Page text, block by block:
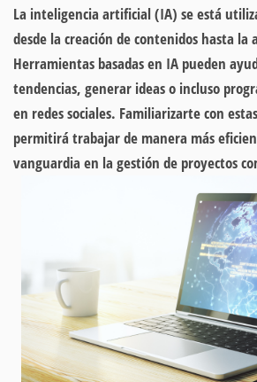
La inteligencia artificial (IA) se está
desde la creación de contenidos hasta
Herramientas basadas en IA pueden
tendencias, generar ideas o incluso
en redes sociales. Familiarizarte con
permitirá trabajar de manera más
vanguardia en la gestión de proyectos